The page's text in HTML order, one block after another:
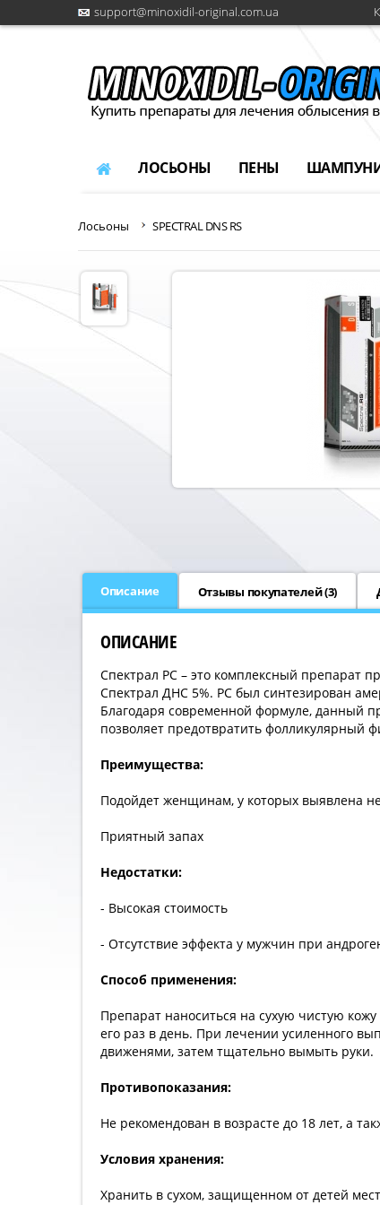
support@minoxidil-original.com.ua
ЛОСЬОНЫ ПЕНЫ
Лосьоны SPECTRAL DNS RS
Описание Отзывы покупателей (3)
ОПИСАНИЕ
Спектрал РС – это комплексный препарат
Спектрал ДНС 5%. РС был синтезирован
Благодаря современной формуле, данный
позволяет предотвратить фолликулярный
Преимущества:
Подойдет женщинам, у которых выявлена
Приятный запах
Недостатки:
- Высокая стоимость
- Отсутствие эффекта у мужчин при
Способ применения:
Препарат наноситься на сухую чистую
его раз в день. При лечении усиленного
движенями, затем тщательно вымыть руки.
Противопоказания:
Не рекомендован в возрасте до 18 лет, а
Условия хранения:
Хранить в сухом, защищенном от детей